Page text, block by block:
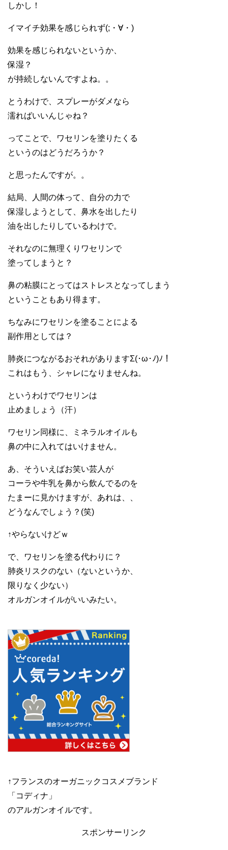
しかし！
イマイチ効果を感じられず(;・∀・)
効果を感じられないというか、
保湿？
が持続しないんですよね。。
とうわけで、スプレーがダメなら
濡ればいいんじゃね？
ってことで、ワセリンを塗りたくる
というのはどうだろうか？
と思ったんですが。。
結局、人間の体って、自分の力で
保湿しようとして、鼻水を出したり
油を出したりしているわけで。
それなのに無理くりワセリンで
塗ってしまうと？
鼻の粘膜にとってはストレスとなってしまう
ということもあり得ます。
ちなみにワセリンを塗ることによる
副作用としては？
肺炎につながるおそれがありますΣ(･ω･ﾉ)ﾉ！
これはもう、シャレになりませんね。
というわけでワセリンは
止めましょう（汗）
ワセリン同様に、ミネラルオイルも
鼻の中に入れてはいけません。
あ、そういえばお笑い芸人が
コーラや牛乳を鼻から飲んでるのを
たまーに見かけますが、あれは、、
どうなんでしょう？(笑)
↑やらないけどｗ
で、ワセリンを塗る代わりに？
肺炎リスクのない（ないというか、
限りなく少ない）
オルガンオイルがいいみたい。
↑フランスのオーガニックコスメブランド
「コディナ」
のアルガンオイルです。
スポンサーリンク